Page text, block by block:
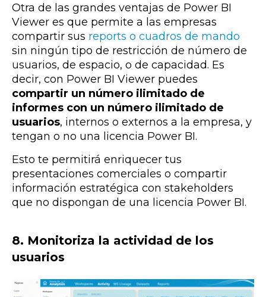
Otra de las grandes ventajas de Power BI
Viewer es que permite a las empresas
compartir sus reports o cuadros de mando
sin ningún tipo de restricción de número de
usuarios, de espacio, o de capacidad. Es
decir, con Power BI Viewer puedes
compartir un número ilimitado de
informes con un número ilimitado de
usuarios, internos o externos a la empresa, y
tengan o no una licencia Power BI.
Esto te permitirá enriquecer tus
presentaciones comerciales o compartir
información estratégica con stakeholders
que no dispongan de una licencia Power BI.
8. Monitoriza la actividad de los
usuarios